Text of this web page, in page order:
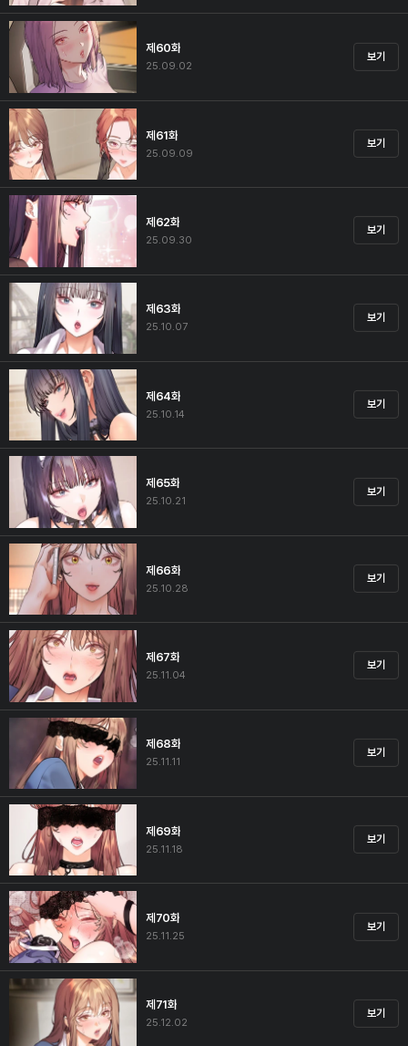
제60화
25.09.02
보기
제61화
25.09.09
보기
제62화
25.09.30
보기
제63화
25.10.07
보기
제64화
25.10.14
보기
제65화
25.10.21
보기
제66화
25.10.28
보기
제67화
25.11.04
보기
제68화
25.11.11
보기
제69화
25.11.18
보기
제70화
25.11.25
보기
제71화
25.12.02
보기